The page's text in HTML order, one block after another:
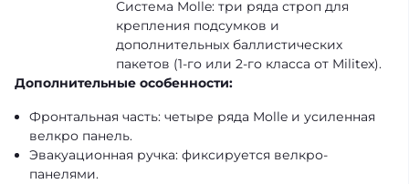
Система Molle: три ряда строп для
крепления подсумков и
дополнительных баллистических
пакетов (1-го или 2-го класса от Militex).
Дополнительные особенности:
Фронтальная часть: четыре ряда Molle и усиленная
велкро панель.
Эвакуационная ручка: фиксируется велкро-
панелями.